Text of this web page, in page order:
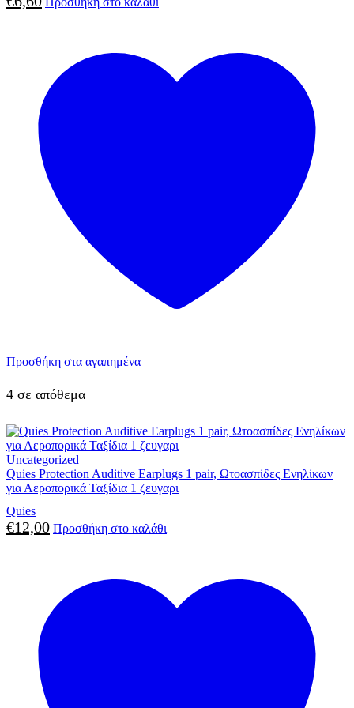
Προσθήκη στα αγαπημένα
4 σε απόθεμα
Uncategorized
Quies Protection Auditive Earplugs 1 pair, Ωτοασπίδες Ενηλίκων
για Αεροπορικά Ταξίδια 1 ζευγαρι
Quies
€12,00 Προσθήκη στο καλάθι